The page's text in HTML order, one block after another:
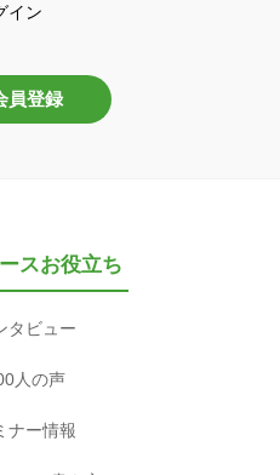
イン
員登録
スお役立ち
タビュー
人の声
ナー情報